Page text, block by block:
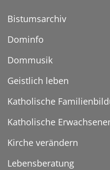
Bistumsarchiv
Dominfo
Dommusik
Geistlich leben
Katholische
Katholische
Kirche verändern
Lebensberatung